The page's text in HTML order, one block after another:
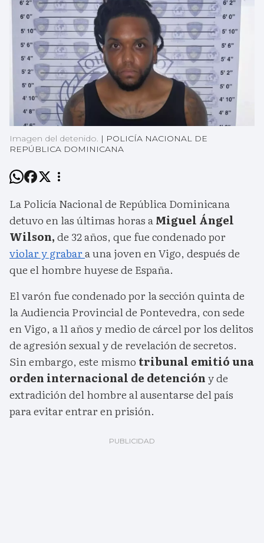
Imagen del detenido. | POLICÍA NACIONAL DE
REPÚBLICA DOMINICANA
La Policía Nacional de República Dominicana
detuvo en las últimas horas aMiguel Ángel
Wilson,de 32 años, que fue condenado por
violar y grabara una joven en Vigo, después de
que el hombre huyese de España.
El varón fue condenado por la sección quinta de
la Audiencia Provincial de Pontevedra, con sede
en Vigo, a 11 años y medio de cárcel por los delitos
de agresión sexual y de revelación de secretos.
Sin embargo, este mismo tribunal emitió una
orden internacional de detencióny de
extradición del hombre al ausentarse del país
para evitar entrar en prisión.